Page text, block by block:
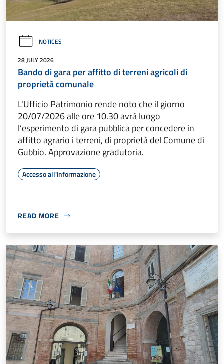
NOTICES
28 JULY 2026
Bando di gara per affitto di terreni agricoli di
proprietà comunale
L'Ufficio Patrimonio rende noto che il giorno
20/07/2026 alle ore 10.30 avrà luogo
l’esperimento di gara pubblica per concedere in
affitto agrario i terreni, di proprietà del Comune di
Gubbio. Approvazione gradutoria.
Accesso all'informazione
READ MORE